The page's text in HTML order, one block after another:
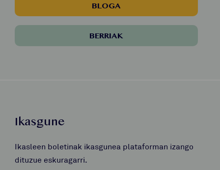
BLOGA
BERRIAK
Ikasgune
Ikasleen boletinak ikasgunea plataforman izango
dituzue eskuragarri.